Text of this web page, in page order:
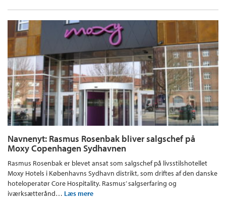
Navnenyt: Rasmus Rosenbak bliver salgschef på
Moxy Copenhagen Sydhavnen
Rasmus Rosenbak er blevet ansat som salgschef på livsstilshotellet
Moxy Hotels i Københavns Sydhavn distrikt, som driftes af den danske
hoteloperatør Core Hospitality. Rasmus’ salgserfaring og
iværksætterånd… Læs mere